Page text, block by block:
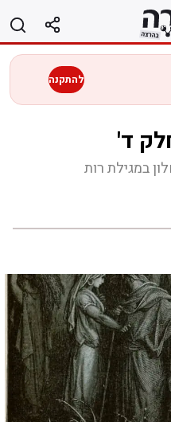
להתקנה
ד'
במגילת רות